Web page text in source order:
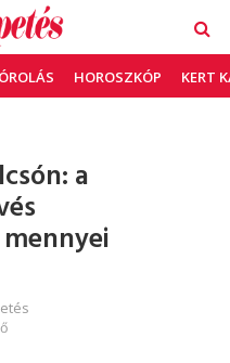
HOROSZKÓP KERT
a